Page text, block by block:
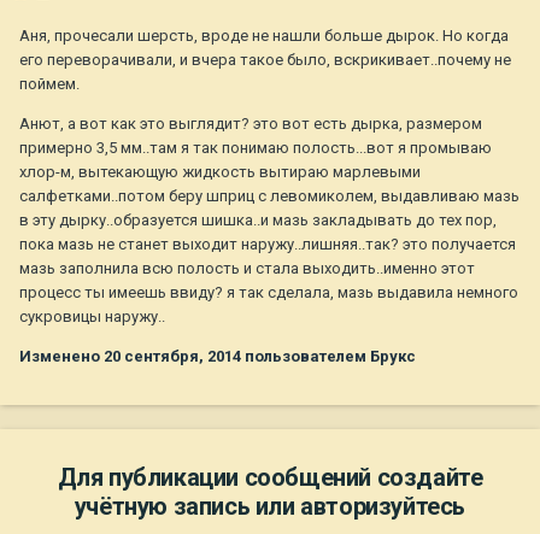
Аня, прочесали шерсть, вроде не нашли больше дырок. Но когда
его переворачивали, и вчера такое было, вскрикивает..почему не
поймем.
Анют, а вот как это выглядит? это вот есть дырка, размером
примерно 3,5 мм..там я так понимаю полость...вот я промываю
хлор-м, вытекающую жидкость вытираю марлевыми
салфетками..потом беру шприц с левомиколем, выдавливаю мазь
в эту дырку..образуется шишка..и мазь закладывать до тех пор,
пока мазь не станет выходит наружу..лишняя..так? это получается
мазь заполнила всю полость и стала выходить..именно этот
процесс ты имеешь ввиду? я так сделала, мазь выдавила немного
сукровицы наружу..
Изменено 20 сентября, 2014 пользователем Брукс
Для публикации сообщений создайте
учётную запись или авторизуйтесь